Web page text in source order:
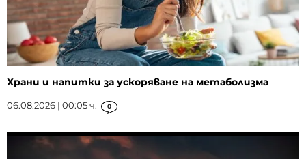
Храни и напитки за ускоряване на метаболизма
06.08.2026 | 00:05 ч. 0